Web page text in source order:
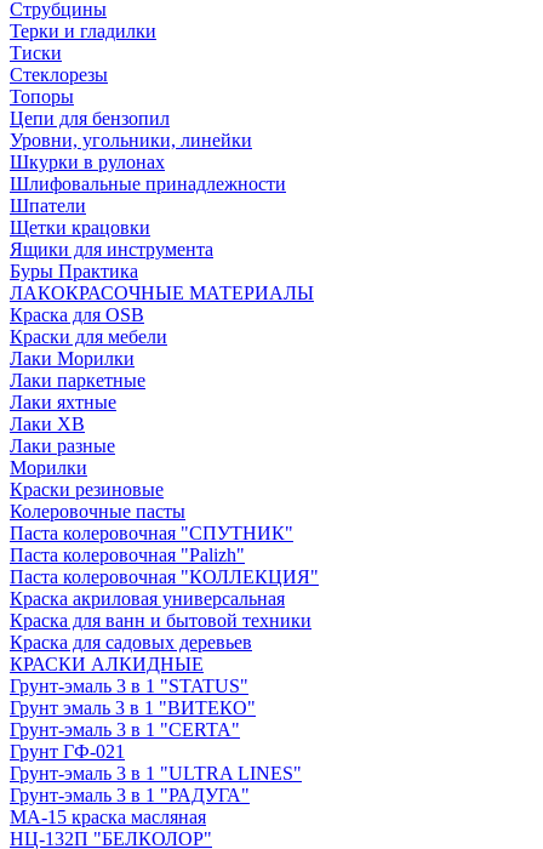
Струбцины
Терки и гладилки
Тиски
Стеклорезы
Топоры
Цепи для бензопил
Уровни, угольники, линейки
Шкурки в рулонах
Шлифовальные принадлежности
Шпатели
Щетки крацовки
Ящики для инструмента
Буры Практика
ЛАКОКРАСОЧНЫЕ МАТЕРИАЛЫ
Краска для OSB
Краски для мебели
Лаки Морилки
Лаки паркетные
Лаки яхтные
Лаки ХВ
Лаки разные
Морилки
Краски резиновые
Колеровочные пасты
Паста колеровочная "СПУТНИК"
Паста колеровочная "Palizh"
Паста колеровочная "КОЛЛЕКЦИЯ"
Краска акриловая универсальная
Краска для ванн и бытовой техники
Краска для садовых деревьев
КРАСКИ АЛКИДНЫЕ
Грунт-эмаль 3 в 1 "STATUS"
Грунт эмаль 3 в 1 "ВИТЕКО"
Грунт-эмаль 3 в 1 "CERTA"
Грунт ГФ-021
Грунт-эмаль 3 в 1 "ULTRA LINES"
Грунт-эмаль 3 в 1 "РАДУГА"
МА-15 краска масляная
НЦ-132П "БЕЛКОЛОР"